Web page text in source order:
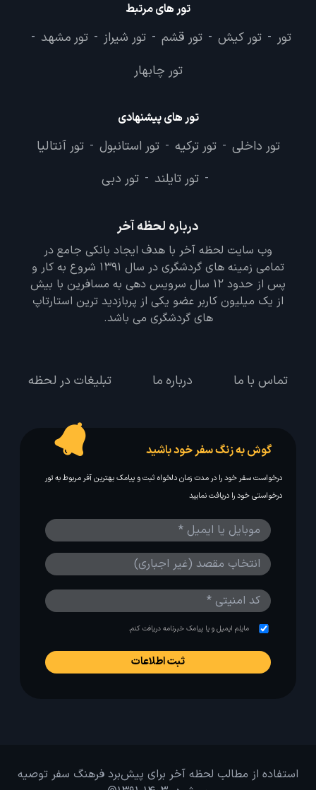
تور های مرتبط
تور - تور کیش - تور قشم - تور شیراز - تور مشهد -
تور چابهار
تور های پیشنهادی
تور داخلی - تور ترکیه - تور استانبول - تور آنتالیا
- تور تایلند - تور دبی
درباره لحظه آخر
وب سایت لحظه آخر با هدف ایجاد بانکی جامع در
تمامی زمینه های گردشگری در سال 1391 شروع به کار و
پس از حدود 12 سال سرویس دهی به مسافرین با بیش
از یک میلیون کاربر عضو یکی از پربازدید ترین استارتاپ
های گردشگری می باشد.
تماس با ما درباره ما تبلیغات در لحظه
گوش به زنگ سفر خود باشید
درخواست سفر خود را در مدت زمان دلخواه ثبت و پیامک بهترین آفر مربوط به تور
درخواستی خود را دریافت نمایید
مایلم ایمیل و یا پیامک خبرنامه دریافت کنم.
استفاده از مطالب لحظه آخر برای پیش‌برد فرهنگ سفر توصیه